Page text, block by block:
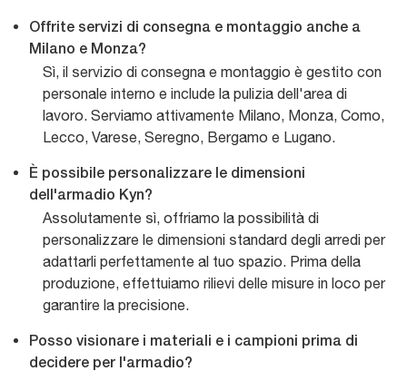
Offrite servizi di consegna e montaggio anche a
Milano e Monza?
Sì, il servizio di consegna e montaggio è gestito con
personale interno e include la pulizia dell'area di
lavoro. Serviamo attivamente Milano, Monza, Como,
Lecco, Varese, Seregno, Bergamo e Lugano.
È possibile personalizzare le dimensioni
dell'armadio Kyn?
Assolutamente sì, offriamo la possibilità di
personalizzare le dimensioni standard degli arredi per
adattarli perfettamente al tuo spazio. Prima della
produzione, effettuiamo rilievi delle misure in loco per
garantire la precisione.
Posso visionare i materiali e i campioni prima di
decidere per l'armadio?